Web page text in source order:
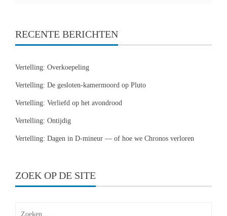
RECENTE BERICHTEN
Vertelling: Overkoepeling
Vertelling: De gesloten-kamermoord op Pluto
Vertelling: Verliefd op het avondrood
Vertelling: Ontijdig
Vertelling: Dagen in D-mineur — of hoe we Chronos verloren
ZOEK OP DE SITE